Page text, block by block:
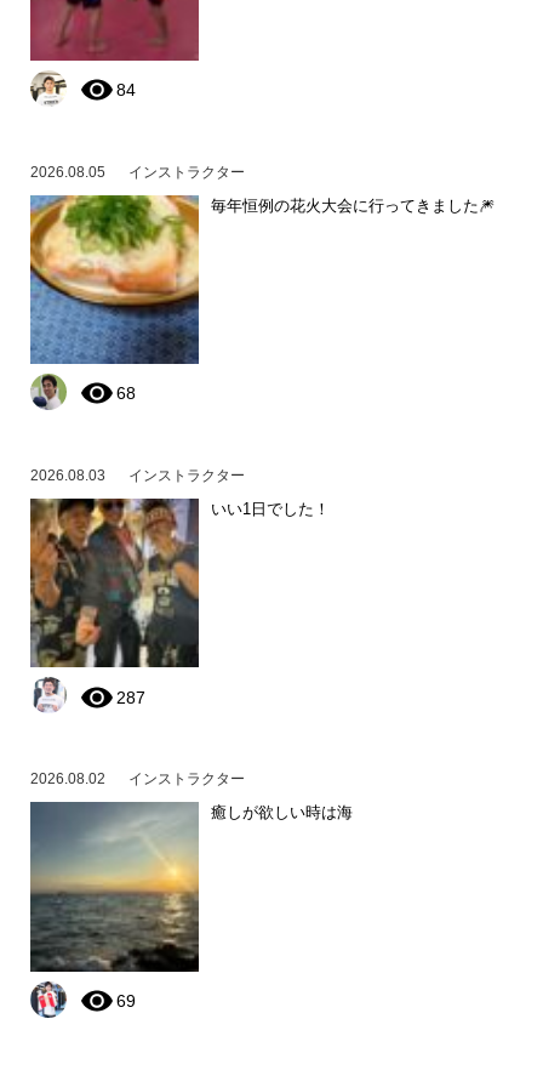
84
2026.08.05 インストラクター
毎年恒例の花火大会に行ってきました🎆
68
2026.08.03 インストラクター
いい1日でした！
287
2026.08.02 インストラクター
癒しが欲しい時は海
69